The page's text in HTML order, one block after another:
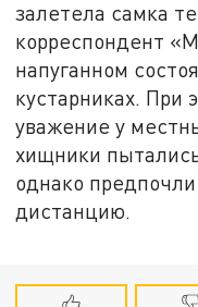
залетела самка
корреспондент
напуганном
кустарниках. При
уважение у
хищники
однако
дистанцию.